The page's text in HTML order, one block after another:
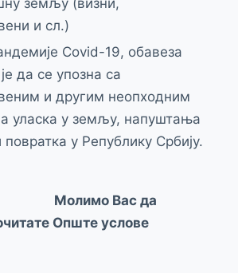
и сл.)
Covid-19, обавеза
да се упозна са
и другим неопходним
уласка у земљу, напуштања
у Републику Србију.
Вас да
Опште услове